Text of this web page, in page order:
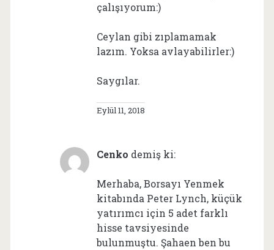
çalışıyorum:)
Ceylan gibi zıplamamak
lazım. Yoksa avlayabilirler:)
Saygılar.
Eylül 11, 2018
Cenko demiş ki:
Merhaba, Borsayı Yenmek
kitabında Peter Lynch, küçük
yatırımcı için 5 adet farklı
hisse tavsiyesinde
bulunmuştu. Şahaen ben bu